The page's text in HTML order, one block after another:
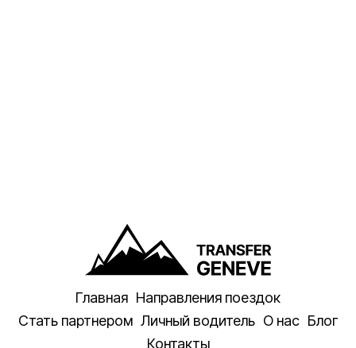
Главная Направления поездок
Стать партнером Личный водитель О нас Блог
Контакты